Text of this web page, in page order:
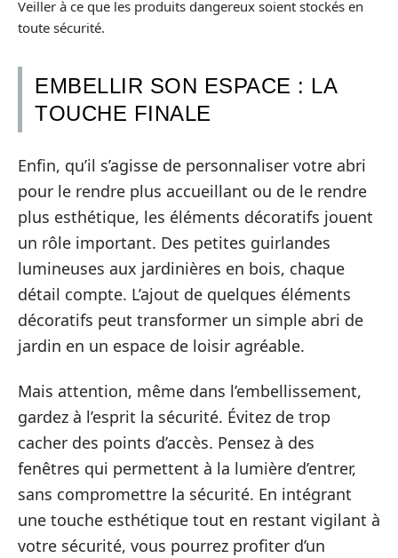
Veiller à ce que les produits dangereux soient stockés en
toute sécurité.
EMBELLIR SON ESPACE : LA
TOUCHE FINALE
Enfin, qu’il s’agisse de personnaliser votre abri
pour le rendre plus accueillant ou de le rendre
plus esthétique, les éléments décoratifs jouent
un rôle important. Des petites guirlandes
lumineuses aux jardinières en bois, chaque
détail compte. L’ajout de quelques éléments
décoratifs peut transformer un simple abri de
jardin en un espace de loisir agréable.
Mais attention, même dans l’embellissement,
gardez à l’esprit la sécurité. Évitez de trop
cacher des points d’accès. Pensez à des
fenêtres qui permettent à la lumière d’entrer,
sans compromettre la sécurité. En intégrant
une touche esthétique tout en restant vigilant à
votre sécurité, vous pourrez profiter d’un